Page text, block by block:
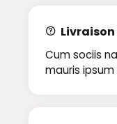
Livraison
Cum sociis
mauris